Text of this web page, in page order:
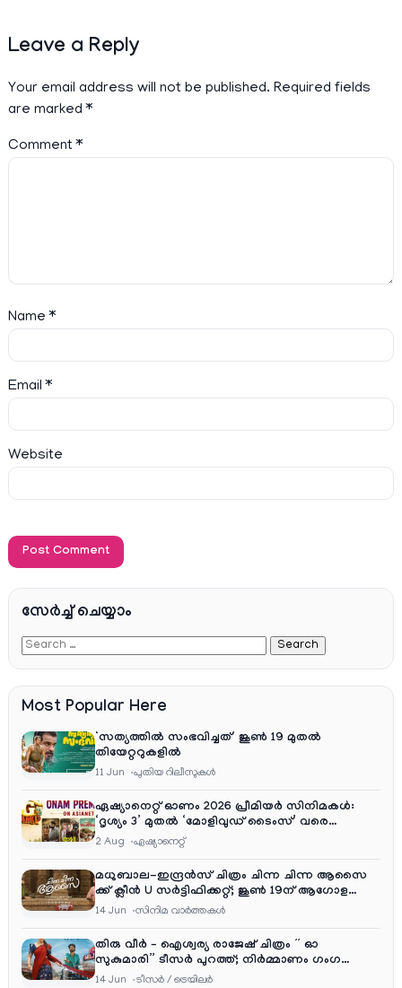
Leave a Reply
Your email address will not be published. Required fields
are marked*
Comment*
Name*
Email*
Website
സേര്‍ച്ച്‌ ചെയ്യാം
Most Popular Here
‘സത്യത്തിൽ സംഭവിച്ചത്’ ജൂൺ 19 മുതൽ
തിയേറ്ററുകളിൽ
11 Jun പുതിയ റിലീസുകള്‍
ഏഷ്യാനെറ്റ് ഓണം 2026 പ്രീമിയർ സിനിമകൾ:
‘ദൃശ്യം 3’ മുതൽ ‘മോളിവുഡ് ടൈംസ്’ വരെ
ആഘോഷ വിരുന്ന്
2 Aug ഏഷ്യാനെറ്റ്‌
മധുബാല-ഇന്ദ്രൻസ് ചിത്രം ചിന്ന ചിന്ന ആസൈ
ക്ക് ക്ലീൻ U സർട്ടിഫിക്കറ്റ്; ജൂൺ 19ന് ആഗോള
റിലീസ്
14 Jun സിനിമ വാര്‍ത്തകള്‍
തിരു വീർ – ഐശ്വര്യ രാജേഷ് ചിത്രം ” ഓ
സുകുമാരി” ടീസർ പുറത്ത്; നിർമ്മാണം ഗംഗ
എന്റർടൈൻമെന്റ്‌സ്
14 Jun ടീസര്‍ / ട്രെയിലര്‍